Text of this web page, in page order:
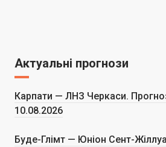
Актуальні прогнози
Карпати — ЛНЗ Черкаси.
10.08.2026
Буде-Глімт — Юніон Сент-